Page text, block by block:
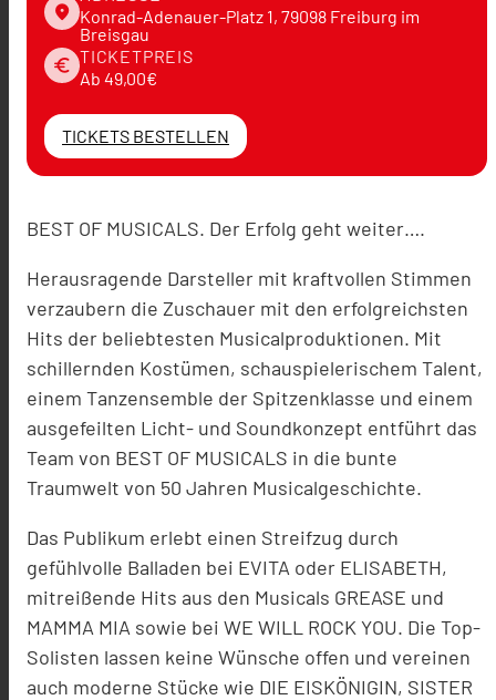
place Konrad-Adenauer-Platz 1, 79098 Freiburg im
Breisgau
euro TICKETPREIS
Ab 49,00€
TICKETS BESTELLEN
BEST OF MUSICALS. Der Erfolg geht weiter….
Herausragende Darsteller mit kraftvollen Stimmen
verzaubern die Zuschauer mit den erfolgreichsten
Hits der beliebtesten Musicalproduktionen. Mit
schillernden Kostümen, schauspielerischem Talent,
einem Tanzensemble der Spitzenklasse und einem
ausgefeilten Licht- und Soundkonzept entführt das
Team von BEST OF MUSICALS in die bunte
Traumwelt von 50 Jahren Musicalgeschichte.
Das Publikum erlebt einen Streifzug durch
gefühlvolle Balladen bei EVITA oder ELISABETH,
mitreißende Hits aus den Musicals GREASE und
MAMMA MIA sowie bei WE WILL ROCK YOU. Die Top-
Solisten lassen keine Wünsche offen und vereinen
auch moderne Stücke wie DIE EISKÖNIGIN, SISTER